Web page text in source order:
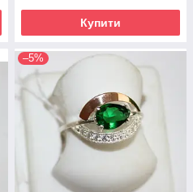
Купити
–5%